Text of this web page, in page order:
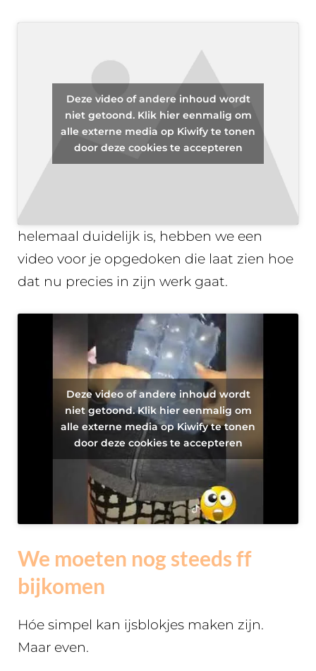
Deze video of andere inhoud wordt
niet getoond. Klik hier eenmalig om
alle externe media op Kiwify te tonen
door deze cookies te accepteren
Dat ziet er dus zo uit…
Omdat het in tekst misschien niet
helemaal duidelijk is, hebben we een
video voor je opgedoken die laat zien hoe
dat nu precies in zijn werk gaat.
Deze video of andere inhoud wordt
niet getoond. Klik hier eenmalig om
alle externe media op Kiwify te tonen
door deze cookies te accepteren
We moeten nog steeds ff
bijkomen
Hóe simpel kan ijsblokjes maken zijn.
Maar even.